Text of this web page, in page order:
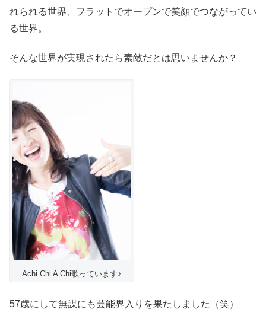
れられる世界、フラットでオープンで笑顔でつながってい
る世界。
そんな世界が実現されたら素敵だとは思いませんか？
Achi Chi A Chi歌っています♪
57歳にして無謀にも芸能界入りを果たしました（笑）